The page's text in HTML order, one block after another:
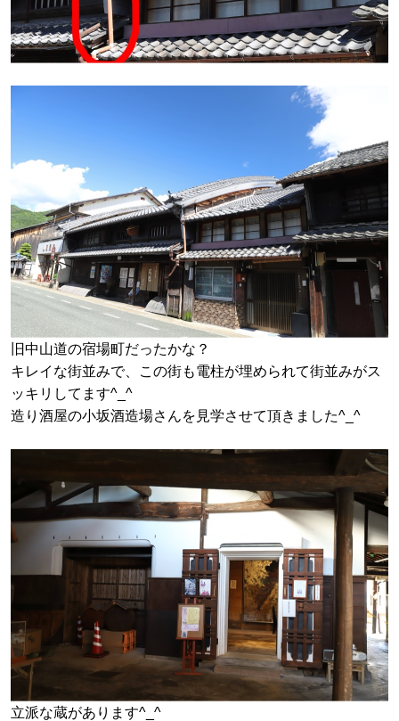
旧中山道の宿場町だったかな？
キレイな街並みで、この街も電柱が埋められて街並みがス
ッキリしてます^_^
造り酒屋の小坂酒造場さんを見学させて頂きました^_^
立派な蔵があります^_^